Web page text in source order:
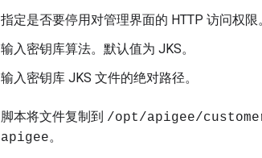
指定是否要停用对管理界面的 HTTP 访问权
输入密钥库算法。默认值为 JKS。
输入密钥库 JKS 文件的绝对路径。
脚本将文件复制到 /opt/apigee/
apigee。